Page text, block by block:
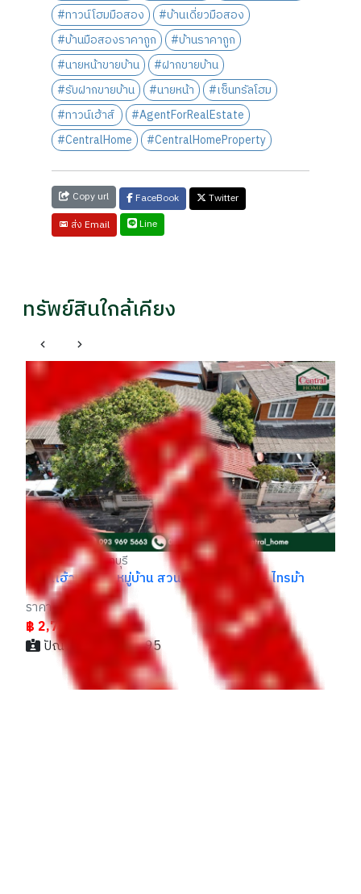
#ทาวน์โฮมมือสอง
#บ้านเดี่ยวมือสอง
#บ้านมือสองราคาถูก
#บ้านราคาถูก
#นายหน้าขายบ้าน
#ฝากขายบ้าน
#รับฝากขายบ้าน
#นายหน้า
#เซ็นทรัลโฮม
#ทาวน์เฮ้าส์
#AgentForRealEstate
#CentralHome
#CentralHomeProperty
Copy url FaceBook
Twitter
ส่ง Email
Line
ทรัพย์สินใกล้เคียง
เมืองนนทบุรี นนทบุรี
ทาวน์เฮ้าส์ 3 ชั้น หมู่บ้าน สวนนนท์วิลล์ ท่าอิฐ - ไทรม้า
ราคา
฿ 2,790,000
ปัณณ์ / 094xxxxx95